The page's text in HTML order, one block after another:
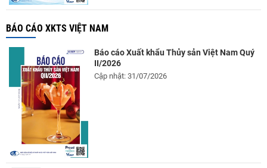
BÁO CÁO XKTS VIỆT NAM
Báo cáo Xuất khẩu Thủy sản Việt Nam Quý
II/2026
Cập nhật: 31/07/2026